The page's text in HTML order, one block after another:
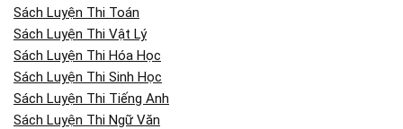
Sách Luyện Thi Toán
Sách Luyện Thi Vật Lý
Sách Luyện Thi Hóa Học
Sách Luyện Thi Sinh Học
Sách Luyện Thi Tiếng Anh
Sách Luyện Thi Ngữ Văn